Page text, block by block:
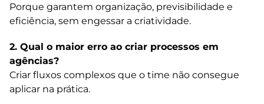
Porque garantem organização, previsibilidade e
eficiência, sem engessar a criatividade.
2. Qual o maior erro ao criar processos em
agências?
Criar fluxos complexos que o time não consegue
aplicar na prática.